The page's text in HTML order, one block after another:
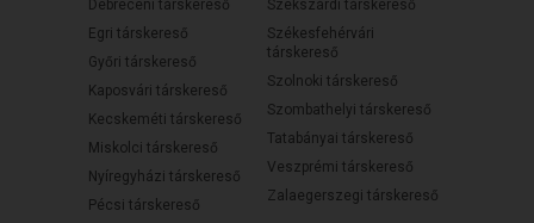
Debreceni társkereső
Egri társkereső
Győri társkereső
Kaposvári társkereső
Kecskeméti társkereső
Miskolci társkereső
Nyíregyházi társkereső
Pécsi társkereső
Szekszárdi társkereső
Székesfehérvári
társkereső
Szolnoki társkereső
Szombathelyi társkereső
Tatabányai társkereső
Veszprémi társkereső
Zalaegerszegi társkereső